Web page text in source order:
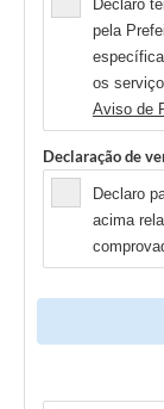
Declaro
pela
os
Aviso de
Declaração de
Declaro
acima